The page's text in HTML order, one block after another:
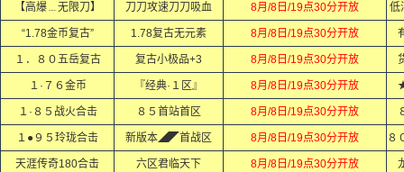
【高爆﹍无限刀】 刀刀攻速刀刀吸血 8月/8日/19点30分开放 低
“1.78金币复古” 1.78复古无元素 8月/8日/19点30分开放
１．８０五岳复古 复古小极品+3 8月/8日/19点30分开放
１·７６金币 『经典·１区』 8月/8日/19点30分开放
１·８５战火合击 ８５首站首区 8月/8日/19点30分开放
１●９５玲珑合击 新版本◢◤首战区 8月/8日/19点30分开放
天涯传奇180合击 六区君临天下 8月/8日/19点30分开放